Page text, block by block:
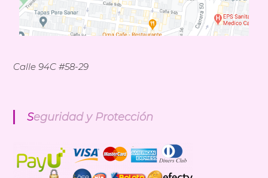
Calle 94C #58-29
Seguridad y Protección